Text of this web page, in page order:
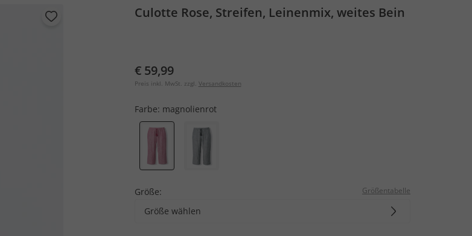
Culotte Rose, Streifen, Leinenmix, weites Bein
€ 59,99
Preis inkl. MwSt. zzgl. Versandkosten
Farbe: magnolienrot
Größe: Größentabelle
Größe wählen